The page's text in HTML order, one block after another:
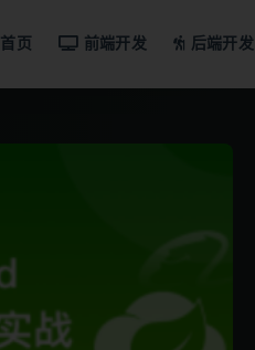
首页 前端开发 后端开发